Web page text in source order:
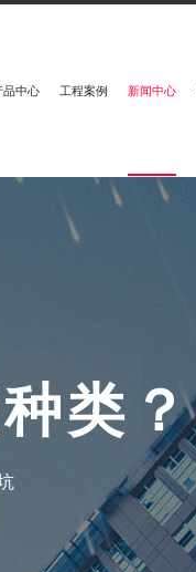
品中心 工程案例 新闻中心
种类 ？